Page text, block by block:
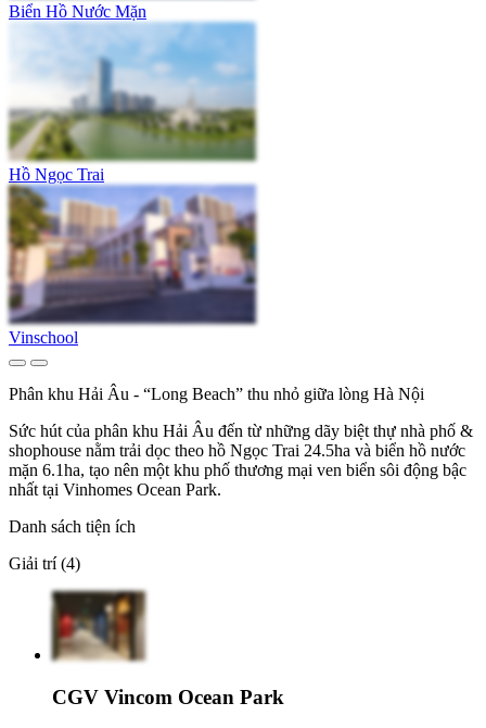
Biển Hồ Nước Mặn
Hồ Ngọc Trai
Vinschool
Phân khu Hải Âu - “Long Beach” thu nhỏ giữa lòng Hà Nội
Sức hút của phân khu Hải Âu đến từ những dãy biệt thự nhà phố &
shophouse nằm trải dọc theo hồ Ngọc Trai 24.5ha và biển hồ nước
mặn 6.1ha, tạo nên một khu phố thương mại ven biển sôi động bậc
nhất tại Vinhomes Ocean Park.
Danh sách tiện ích
Giải trí (4)
CGV Vincom Ocean Park